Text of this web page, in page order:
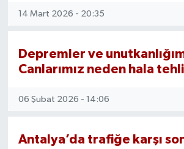
14 Mart 2026 - 20:35
Depremler ve
Canlarımız neden hala
06 Şubat 2026 - 14:06
Antalya’da trafiğe karşı